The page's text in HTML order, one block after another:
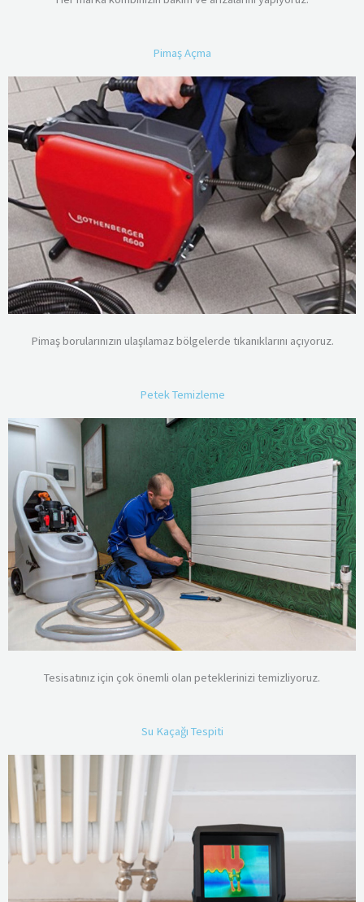
Pimaş Açma
Pimaş borularınızın ulaşılamaz bölgelerde tıkanıklarını açıyoruz.
Petek Temizleme
Tesisatınız için çok önemli olan peteklerinizi temizliyoruz.
Su Kaçağı Tespiti